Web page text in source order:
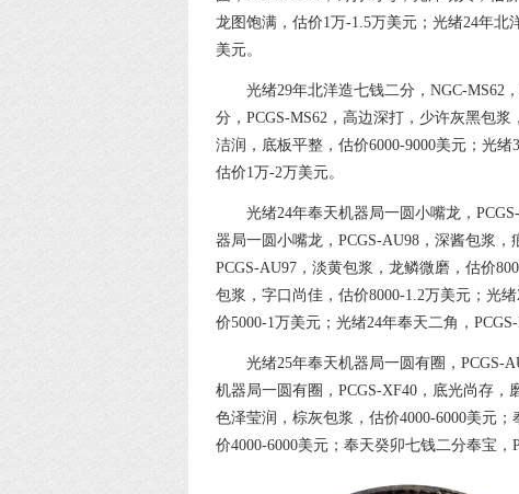
龙图饱满，估价1万-1.5万美元；光绪24年北
美元。
光绪29年北洋造七钱二分，NGC-MS62
分，PCGS-MS62，高边深打，少许灰黑包
洁润，底板平整，估价6000-9000美元；光
估价1万-2万美元。
光绪24年奉天机器局一圆小嘴龙，
器局一圆小嘴龙，PCGS-AU98，深酱包浆
PCGS-AU97，淡黄包浆，龙鳞微磨，估价
包浆，字口尚佳，估价8000-1.2万美元；光
价5000-1万美元；光绪24年奉天二角，
光绪25年奉天机器局一圆有圈，PCGS-
机器局一圆有圈，PCGS-XF40，底光尚存，
色泽莹润，棕灰包浆，估价4000-6000美元
价4000-6000美元；奉天癸卯七钱二分奉宝，